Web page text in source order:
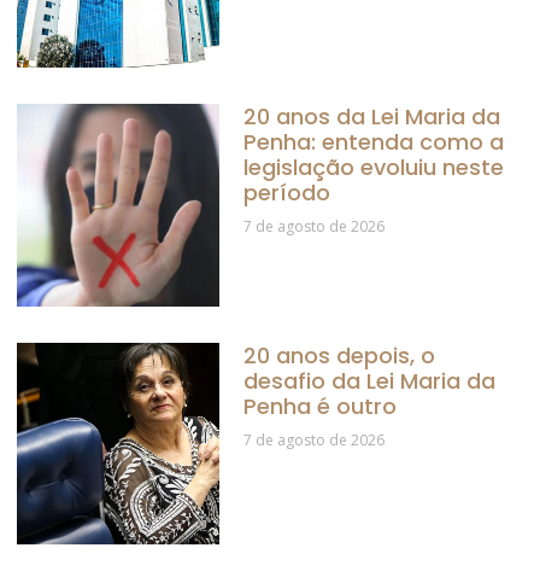
20 anos da Lei Maria da
Penha: entenda como a
legislação evoluiu neste
período
7 de agosto de 2026
20 anos depois, o
desafio da Lei Maria da
Penha é outro
7 de agosto de 2026